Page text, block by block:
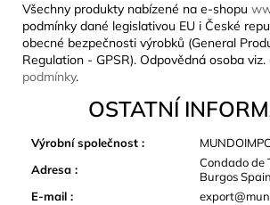
Všechny produkty nabízené na e-shopu
podmínky dané legislativou EU i České
obecné bezpečnosti výrobků (General
Regulation - GPSR). Odpovědná osoba viz.
podmínky.
OSTATNÍ
Výrobní společnost :
Adresa :
Condado de
Burgos Spain
E-mail :